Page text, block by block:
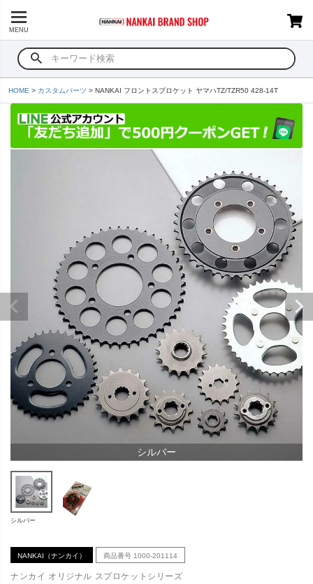
MENU
HOME カスタムパーツ NANKAI フロントスプロケット ヤマハTZ/TZR50 428-14T
シルバー
シルバー
NANKAI（ナンカイ） 商品番号 1000-201114
ナンカイ オリジナル スプロケットシリーズ